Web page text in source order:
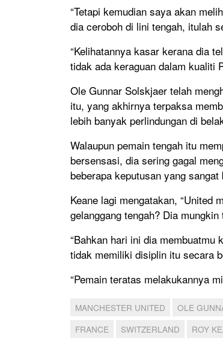
“Tetapi kemudian saya akan
dia ceroboh di lini tengah, itulah
“Kelihatannya kasar kerana dia
tidak ada keraguan dalam kualiti
Ole Gunnar Solskjaer telah
itu, yang akhirnya terpaksa
lebih banyak perlindungan di
Walaupun pemain tengah itu
bersensasi, dia sering gagal
beberapa keputusan yang
Keane lagi mengatakan, “United
gelanggang tengah? Dia
“Bahkan hari ini dia membuatmu
tidak memiliki disiplin itu secara
“Pemain teratas melakukannya
MANCHESTER UNITED OLE
FRANCE
SWITZERLAND ROY